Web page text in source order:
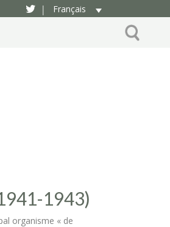
|
Français
1943)
organisme « de